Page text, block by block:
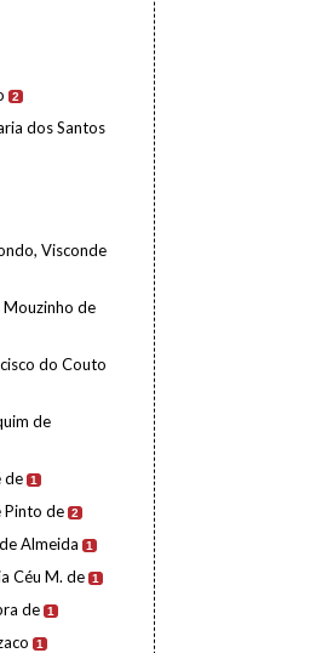
2
dos Santos
Visconde
de
do Couto
de
de 1
Pinto de 2
Almeida 1
Céu M. de 1
de 1
1